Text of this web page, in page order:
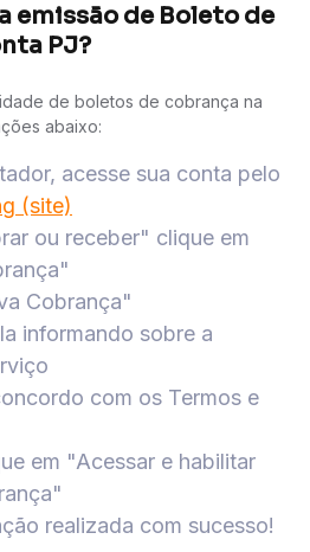
emissão de Boleto de
PJ?
de boletos de cobrança na
abaixo:
acesse sua conta pelo
(site)
ou receber" clique em
Cobrança"
informando sobre a
com os Termos e
em "Acessar e habilitar
realizada com sucesso!